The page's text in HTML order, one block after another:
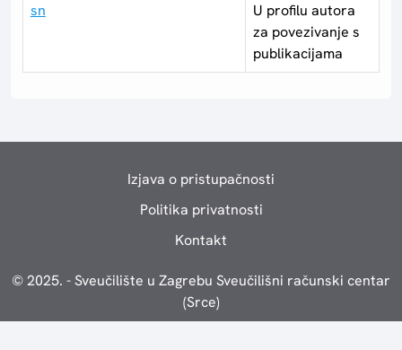
sn
U profilu autora
za povezivanje s
publikacijama
Izjava o pristupačnosti
Politika privatnosti
Kontakt
© 2025. - Sveučilište u Zagrebu Sveučilišni računski centar
(Srce)